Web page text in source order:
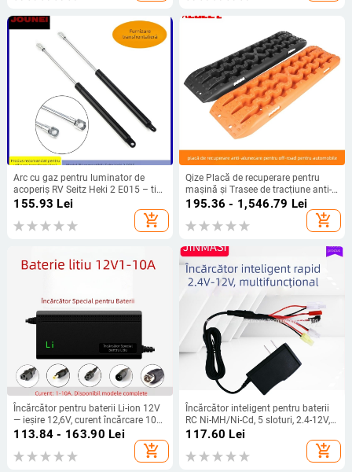
Arc cu gaz pentru luminator de
acoperiș RV Seitz Heki 2 E015 – tip
liber, funcționare: compresie, azot,
distanță montaj 340 mm, număr
standard Seitz Heki 2 E015
155.93 Lei
add_shopping_cart
Qize Placă de recuperare pentru
mașină și Trasee de tracțiune anti-
derapare pentru off-road — nămol,
nisip, zăpadă, auto-salvare
195.36 - 1,546.79 Lei
add_shopping_cart
Încărcător pentru baterii Li-ion 12V
— ieșire 12,6V, curent încărcare 10A,
intrare 110–220V, certificare CE
113.84 - 163.90 Lei
add_shopping_cart
Încărcător inteligent pentru baterii
RC Ni-MH/Ni-Cd, 5 sloturi, 2.4-12V,
intrare 100-240V, ieșire 2-4S
700mAh; 7-10S 400mAh, curent de
încărcare 400-700mA
117.60 Lei
add_shopping_cart